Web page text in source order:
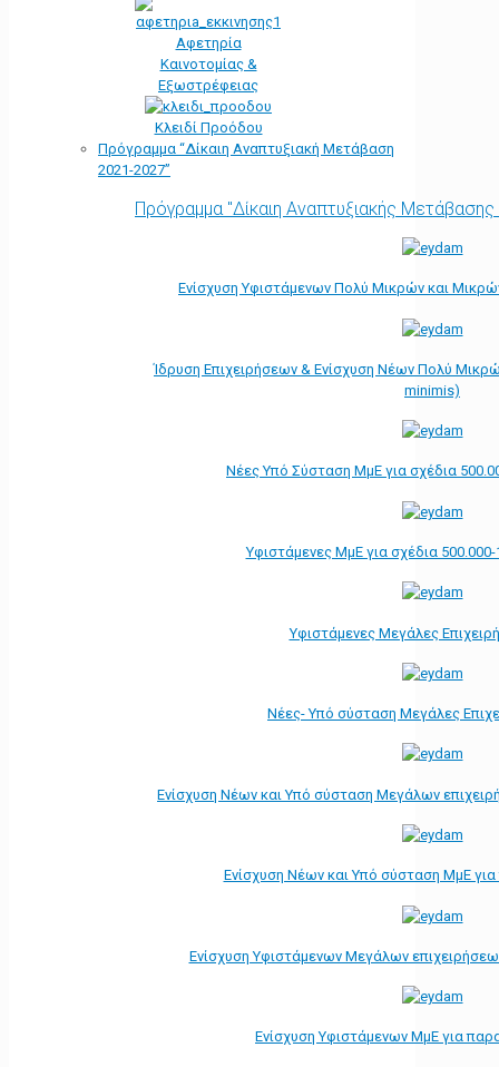
Αφετηρία
Kαινοτομίας &
Εξωστρέφειας
Κλειδί Προόδου
Πρόγραμμα “Δίκαιη Αναπτυξιακή Μετάβαση
2021-2027”
Πρόγραμμα "Δίκαιη Αναπτυξιακής
Ενίσχυση Υφιστάμενων Πολύ Μικρών και
Ίδρυση Επιχειρήσεων & Ενίσχυση Νέων Πολύ
minimis)
Νέες Υπό Σύσταση ΜμΕ για σχέδια
Υφιστάμενες ΜμΕ για σχέδια
Υφιστάμενες Μεγάλες
Νέες- Υπό σύσταση Μεγάλες
Ενίσχυση Νέων και Υπό σύσταση Μεγάλων
Ενίσχυση Νέων και Υπό σύσταση ΜμΕ
Ενίσχυση Υφιστάμενων Μεγάλων
Ενίσχυση Υφιστάμενων ΜμΕ για